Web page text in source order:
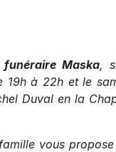
funéraire Maska,
19h à 22h et le
Duval en la
vous